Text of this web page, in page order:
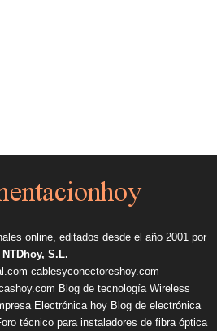
online, editados desde el año 2001 por
NTDhoy, S.L.
cablesyconectoreshoy.com
Blog de tecnología Wireless
Electrónica hoy Blog de electrónica
técnico para instaladores de fibra óptica